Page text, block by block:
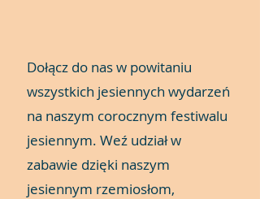
Dołącz do nas w powitaniu
wszystkich jesiennych wydarzeń
na naszym corocznym festiwalu
jesiennym. Weź udział w
zabawie dzięki naszym
jesiennym rzemiosłom,